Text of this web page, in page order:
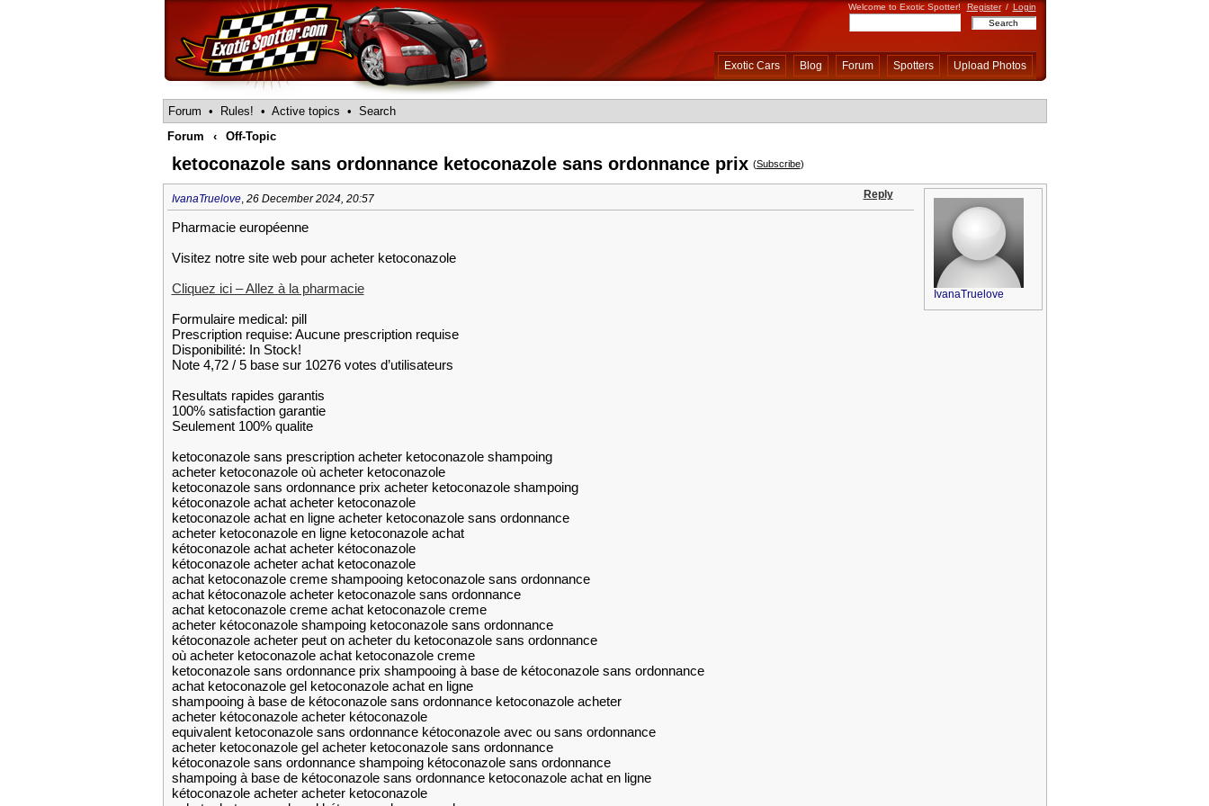
Welcome to Exotic Spotter! Register / Login
Exotic Cars Blog Forum Spotters Upload Photos
Forum • Rules! • Active topics • Search
Forum
‹ Off-Topic
ketoconazole sans ordonnance ketoconazole sans ordonnance prix (Subscribe)
IvanaTruelove, 26 December 2024, 20:57 Reply
Pharmacie européenne
Visitez notre site web pour acheter ketoconazole
Cliquez ici – Allez à la pharmacie
Formulaire medical: pill
Prescription requise: Aucune prescription requise
Disponibilité: In Stock!
Note 4,72 / 5 base sur 10276 votes d’utilisateurs
Resultats rapides garantis
100% satisfaction garantie
Seulement 100% qualite
ketoconazole sans prescription acheter ketoconazole shampoing
acheter ketoconazole où acheter ketoconazole
ketoconazole sans ordonnance prix acheter ketoconazole shampoing
kétoconazole achat acheter ketoconazole
ketoconazole achat en ligne acheter ketoconazole sans ordonnance
acheter ketoconazole en ligne ketoconazole achat
kétoconazole achat acheter kétoconazole
kétoconazole acheter achat ketoconazole
achat ketoconazole creme shampooing ketoconazole sans ordonnance
achat kétoconazole acheter ketoconazole sans ordonnance
achat ketoconazole creme achat ketoconazole creme
acheter kétoconazole shampoing ketoconazole sans ordonnance
kétoconazole acheter peut on acheter du ketoconazole sans ordonnance
où acheter ketoconazole achat ketoconazole creme
ketoconazole sans ordonnance prix shampooing à base de kétoconazole sans ordonnance
achat ketoconazole gel ketoconazole achat en ligne
shampooing à base de kétoconazole sans ordonnance ketoconazole acheter
acheter kétoconazole acheter kétoconazole
equivalent ketoconazole sans ordonnance kétoconazole avec ou sans ordonnance
acheter ketoconazole gel acheter ketoconazole sans ordonnance
kétoconazole sans ordonnance shampoing kétoconazole sans ordonnance
shampoing à base de kétoconazole sans ordonnance ketoconazole achat en ligne
kétoconazole acheter acheter ketoconazole
IvanaTruelove